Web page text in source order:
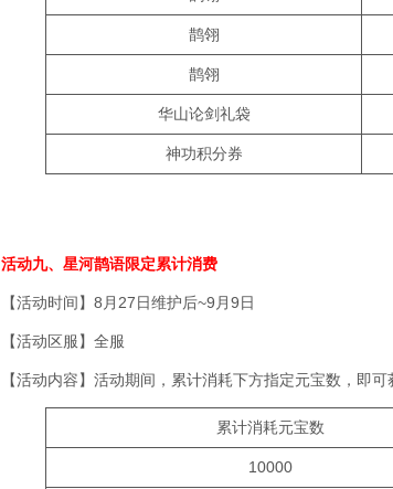
鹊翎
鹊翎
华山论剑礼袋
神功积分券
活动九、星河鹊语限定累计消费
【活动时间】8月27日维护后~9月9日
【活动区服】全服
【活动内容】活动期间，累计消耗下方指定元宝数，即可
累计消耗元宝数
10000